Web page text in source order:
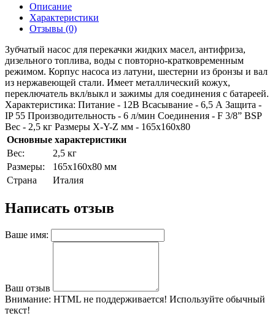
Описание
Характеристики
Отзывы (0)
Зубчатый насос для перекачки жидких масел, антифриза,
дизельного топлива, воды с повторно-кратковременным
режимом. Корпус насоса из латуни, шестерни из бронзы и вал
из нержавеющей стали. Имеет металлический кожух,
переключатель вкл/выкл и зажимы для соединения с батареей.
Характеристика: Питание - 12В Всасывание - 6,5 А Защита -
IP 55 Производительность - 6 л/мин Соединения - F 3/8” BSP
Вес - 2,5 кг Размеры X-Y-Z мм - 165x160x80
Основные характеристики
Bec:
2,5 кг
Paзмepы:
165x160x80 мм
Страна
Италия
Написать отзыв
Ваше имя:
Ваш отзыв
Внимание: HTML не поддерживается! Используйте обычный
текст!